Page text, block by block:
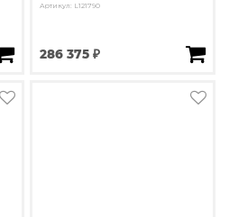
Артикул: L121790
286 375 ₽